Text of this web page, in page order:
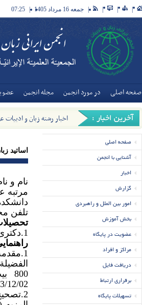
جمعه 16 مرداد 1405 07:25
صفحه اصلی در مورد انجمن مجله انجمن
اخبار رشته زبان و
تخصصی زبان و ادبیات عربی
صفحه اصلی
آشنایی با انجمن
اخبار
گزارش
امور بین الملل و راهبردی
بخش آموزش
عضویت در پایگاه
مراکز و افراد
دریافت فایل
برقراری ارتباط
تسهیلات پایگاه
اساتید
نام و
مرتبه
تلفن محل
1.دکتری, ---, زبان و ادبیات عربی, تهران
12/02